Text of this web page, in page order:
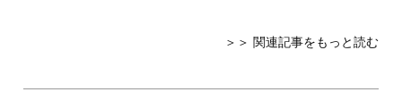
＞＞ 関連記事をもっと読む